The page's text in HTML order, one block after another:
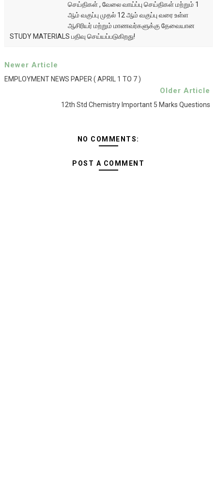
செய்திகள் , வேலை வாய்ப்பு செய்திகள் மற்றும் 1
ஆம் வகுப்பு முதல் 12 ஆம் வகுப்பு வரை உள்ள
ஆசிரியர் மற்றும் மாணவர்களுக்கு தேவையான
STUDY MATERIALS பதிவு செய்யப்படுகிறது!
Newer Article
EMPLOYMENT NEWS PAPER ( APRIL 1 TO 7 )
Older Article
12th Std Chemistry Important 5 Marks Questions
NO COMMENTS:
POST A COMMENT